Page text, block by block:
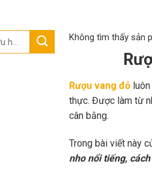
Không tìm thấy sản
Rượu vang đỏluôn
thực. Được làm từ
cân bằng.
Trong bài viết này
nho nổi tiếng,